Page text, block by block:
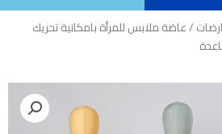
/ عاضة ملابس للمرأة بامكانية تحريك